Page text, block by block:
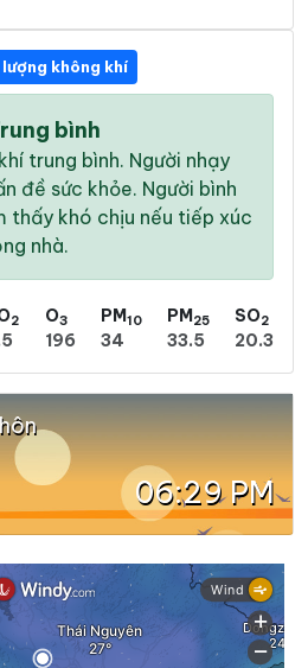
không khí
bình
trung bình. Người nhạy
đề sức khỏe. Người bình
thấy khó chịu nếu tiếp xúc
nhà.
2 O3
196
PM10
34
PM25
33.5
SO2
20.3
06:29 PM